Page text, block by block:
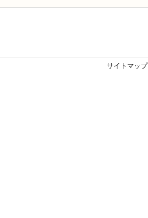
サイトマップ